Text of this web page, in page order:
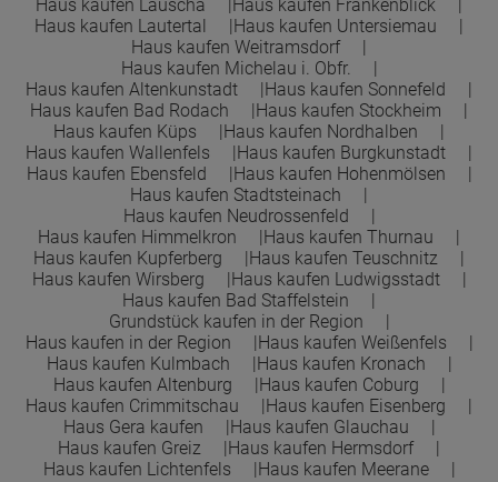
Haus kaufen Lauscha
Haus kaufen Frankenblick
Haus kaufen Lautertal
Haus kaufen Untersiemau
Haus kaufen Weitramsdorf
Haus kaufen Michelau i. Obfr.
Haus kaufen Altenkunstadt
Haus kaufen Sonnefeld
Haus kaufen Bad Rodach
Haus kaufen Stockheim
Haus kaufen Küps
Haus kaufen Nordhalben
Haus kaufen Wallenfels
Haus kaufen Burgkunstadt
Haus kaufen Ebensfeld
Haus kaufen Hohenmölsen
Haus kaufen Stadtsteinach
Haus kaufen Neudrossenfeld
Haus kaufen Himmelkron
Haus kaufen Thurnau
Haus kaufen Kupferberg
Haus kaufen Teuschnitz
Haus kaufen Wirsberg
Haus kaufen Ludwigsstadt
Haus kaufen Bad Staffelstein
Grundstück kaufen in der Region
Haus kaufen in der Region
Haus kaufen Weißenfels
Haus kaufen Kulmbach
Haus kaufen Kronach
Haus kaufen Altenburg
Haus kaufen Coburg
Haus kaufen Crimmitschau
Haus kaufen Eisenberg
Haus Gera kaufen
Haus kaufen Glauchau
Haus kaufen Greiz
Haus kaufen Hermsdorf
Haus kaufen Lichtenfels
Haus kaufen Meerane